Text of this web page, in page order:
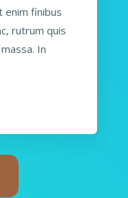
enim finibus
rutrum quis
In